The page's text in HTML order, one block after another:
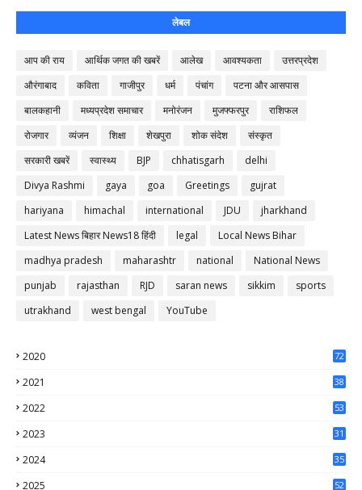
लेबल
आप की राय आर्थिक जगत की खबरें आलेख आवश्यकता
उत्तरप्रदेश
औरंगाबाद
कविता गाजीपुर धर्म पंचांग
पटना और आसपास
बालकहानी
मध्यप्रदेश समाचार मनोरंजन मुजफ्फरपुर
राशिफल
रोजगार
व्यंजन शिक्षा शेखपुरा शोक संदेश
संस्कृत
सरकारी खबरें
स्वास्थ्य BJP chhatisgarh
delhi
Divya Rashmi
gaya goa Greetings
gujrat
hariyana
himachal international JDU
jharkhand
Latest News बिहार News18 हिंदी
legal
Local News Bihar
madhya pradesh
maharashtr national
National News
punjab
rajasthan RJD saran news sikkim
sports
utrakhand
west bengal YouTube
2020
72
2021
38
2022
53
2023
31
2024
35
2025 52